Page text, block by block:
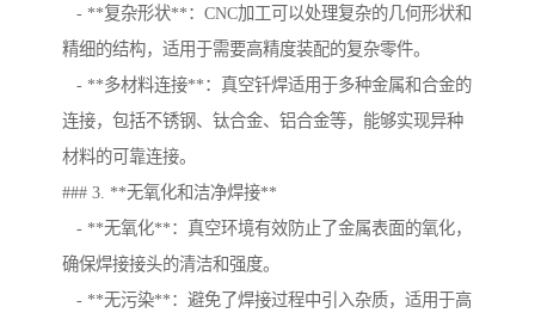
- **复杂形状**：CNC加工可以处理复杂的几何形状和
精细的结构，适用于需要高精度装配的复杂零件。
- **多材料连接**：真空钎焊适用于多种金属和合金的
连接，包括不锈钢、钛合金、铝合金等，能够实现异种
材料的可靠连接。
### 3. **无氧化和洁净焊接**
- **无氧化**：真空环境有效防止了金属表面的氧化，
确保焊接接头的清洁和强度。
- **无污染**：避免了焊接过程中引入杂质，适用于高